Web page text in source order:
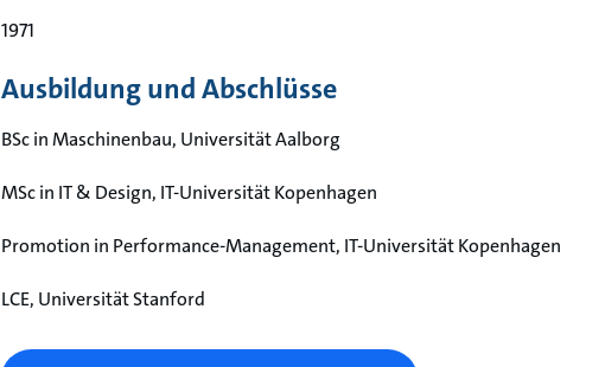
1971
Ausbildung und Abschlüsse
BSc in Maschinenbau, Universität Aalborg
MSc in IT & Design, IT-Universität Kopenhagen
Promotion in Performance-Management, IT-Universität Kopenhagen
LCE, Universität Stanford